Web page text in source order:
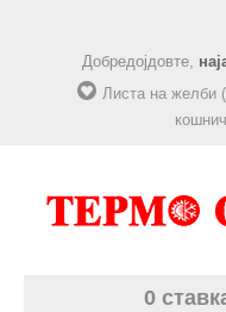
Добредојдовте,
Листа на желби
0